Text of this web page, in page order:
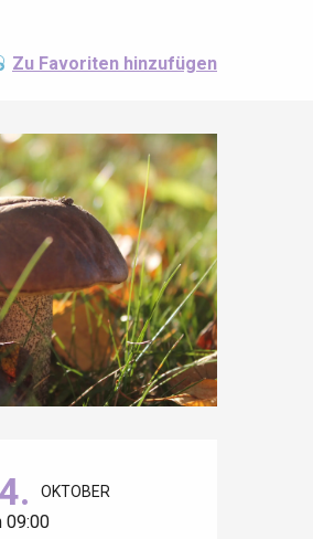
aux favoris
Zu Favoriten hinzufügen
4. OKTOBER
09:00